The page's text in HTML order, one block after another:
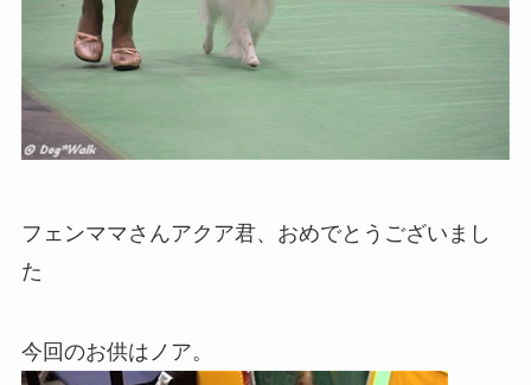
フェンママさんアクア君、おめでとうございまし
た
今回のお供はノア。